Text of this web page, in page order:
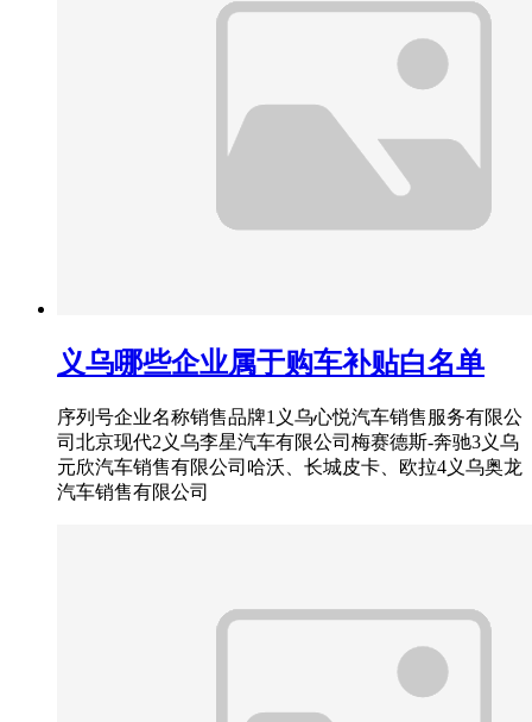
义乌哪些企业属于购车补贴白名单
序列号企业名称销售品牌1义乌心悦汽车销售服务有限公
司北京现代2义乌李星汽车有限公司梅赛德斯-奔驰3义乌
元欣汽车销售有限公司哈沃、长城皮卡、欧拉4义乌奥龙
汽车销售有限公司